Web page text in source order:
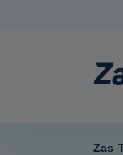
Zas